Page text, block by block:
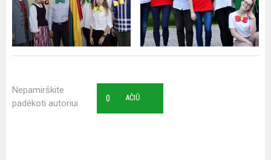
Nepamirškite
padėkoti autoriui
AČIŪ
0